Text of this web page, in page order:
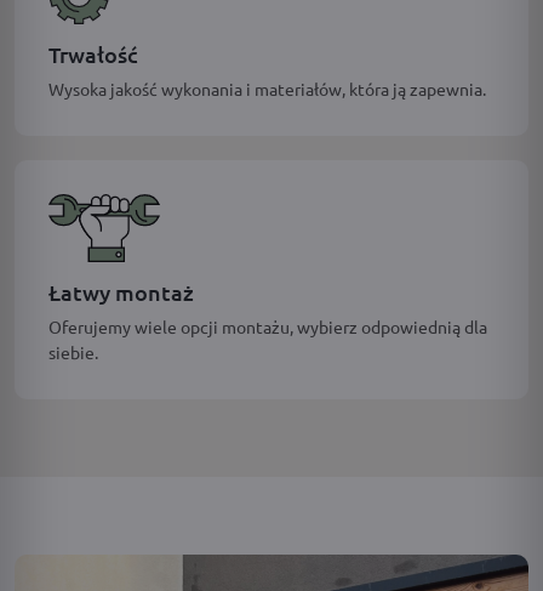
Trwałość
Wysoka jakość wykonania i materiałów, która ją zapewnia.
Łatwy montaż
Oferujemy wiele opcji montażu, wybierz odpowiednią dla
siebie.